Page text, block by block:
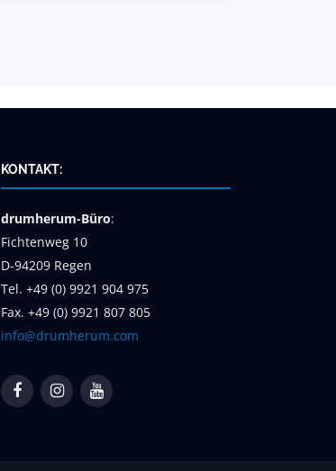
KONTAKT:
drumherum-Büro:
Fichtenweg 10
D-94209 Regen
Tel. +49 (0) 9921 904 975
Fax. +49 (0) 9921 807 805
info@drumherum.com